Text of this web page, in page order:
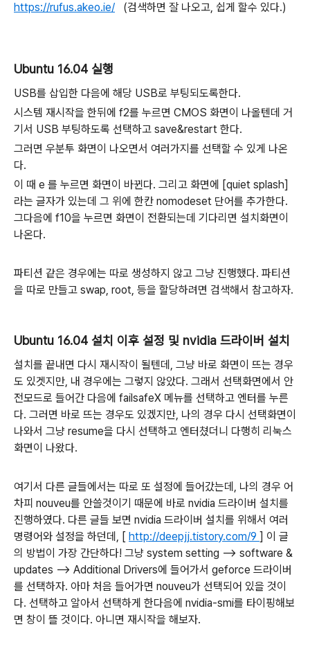
https://rufus.akeo.ie/ (검색하면 잘 나오고, 쉽게 할수 있다.)
Ubuntu 16.04 실행
USB를 삽입한 다음에 해당 USB로 부팅되도록한다.
시스템 재시작을 한뒤에 f2를 누르면 CMOS 화면이 나올텐데 거
기서 USB 부팅하도록 선택하고 save&restart 한다.
그러면 우분투 화면이 나오면서 여러가지를 선택할 수 있게 나온
다.
이 때 e 를 누르면 화면이 바뀐다. 그리고 화면에 [quiet splash]
라는 글자가 있는데 그 위에 한칸 nomodeset 단어를 추가한다.
그다음에 f10을 누르면 화면이 전환되는데 기다리면 설치화면이
나온다.
파티션 같은 경우에는 따로 생성하지 않고 그냥 진행했다. 파티션
을 따로 만들고 swap, root, 등을 할당하려면 검색해서 참고하자.
Ubuntu 16.04 설치 이후 설정 및 nvidia 드라이버 설치
설치를 끝내면 다시 재시작이 될텐데, 그냥 바로 화면이 뜨는 경우
도 있겟지만, 내 경우에는 그렇지 않았다. 그래서 선택화면에서 안
전모드로 들어간 다음에 failsafeX 메뉴를 선택하고 엔터를 누른
다. 그러면 바로 뜨는 경우도 있겠지만, 나의 경우 다시 선택화면이
나와서 그냥 resume을 다시 선택하고 엔터쳤더니 다행히 리눅스
화면이 나왔다.
여기서 다른 글들에서는 따로 또 설정에 들어갔는데, 나의 경우 어
차피 nouveu를 안쓸것이기 때문에 바로 nvidia 드라이버 설치를
진행하였다. 다른 글들 보면 nvidia 드라이버 설치를 위해서 여러
명령어와 설정을 하던데, [ http://deepjj.tistory.com/9 ] 이 글
의 방법이 가장 간단하다! 그냥 system setting --> software &
updates --> Additional Drivers에 들어가서 geforce 드라이버
를 선택하자. 아마 처음 들어가면 nouveu가 선택되어 있을 것이
다. 선택하고 알아서 선택하게 한다음에 nvidia-smi를 타이핑해보
면 창이 뜰 것이다. 아니면 재시작을 해보자.